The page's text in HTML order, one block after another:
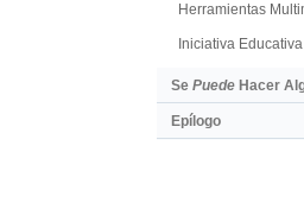
Herramientas
Iniciativa Educativa
Se Puede Hacer
Epílogo